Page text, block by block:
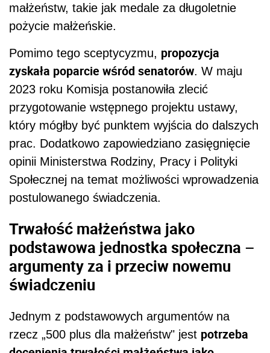
małżeństw, takie jak medale za długoletnie
pożycie małżeńskie.
Pomimo tego sceptycyzmu, propozycja
zyskała poparcie wśród senatorów. W maju
2023 roku Komisja postanowiła zlecić
przygotowanie wstępnego projektu ustawy,
który mógłby być punktem wyjścia do dalszych
prac. Dodatkowo zapowiedziano zasięgnięcie
opinii Ministerstwa Rodziny, Pracy i Polityki
Społecznej na temat możliwości wprowadzenia
postulowanego świadczenia.
Trwałość małżeństwa jako
podstawowa jednostka społeczna –
argumenty za i przeciw nowemu
świadczeniu
Jednym z podstawowych argumentów na
rzecz „500 plus dla małżeństw" jest potrzeba